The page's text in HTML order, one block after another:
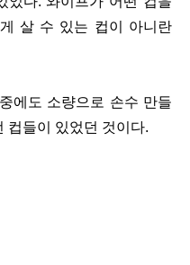
살 수 있는 컵이 아니란
에도 소량으로 손수 만들
컵들이 있었던 것이다.